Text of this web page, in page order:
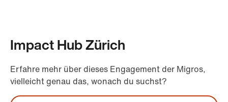
Impact Hub Zürich
Erfahre mehr über dieses Engagement der Migros,
vielleicht genau das, wonach du suchst?